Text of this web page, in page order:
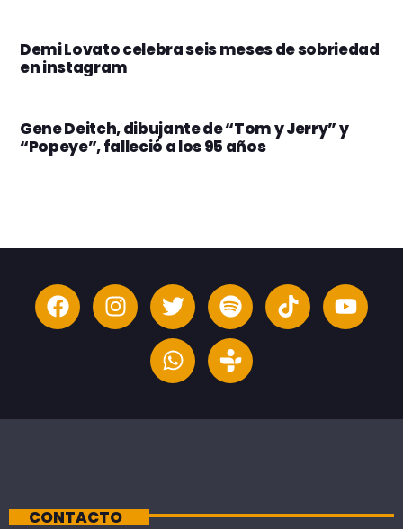
Demi Lovato celebra seis meses de sobriedad
en instagram
Gene Deitch, dibujante de “Tom y Jerry” y
“Popeye”, falleció a los 95 años
CONTACTO